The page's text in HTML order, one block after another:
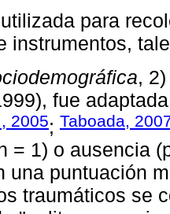
para
instrumentos,
,
fue
2005; Taboada,
= 1) o ausencia
una puntuación
traumáticos se